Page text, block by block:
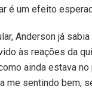
é um efeito
Anderson já
às reações da
ainda estava
me sentindo bem,